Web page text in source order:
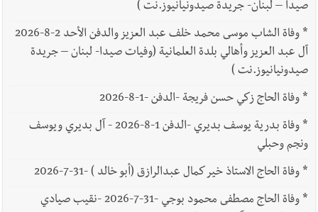
صيدا – لبنان- جريدة صيدونيانيوز.نت )
*
وفاة الشاب موسى محمد خلف عبد العزيز والدفن الأحد 2-8-2026
آل عبد العزيز وأهالي بلدة العلمانية (وفيات صيدا- لبنان – جريدة
صيدونيانيوز.نت )
*وفاة الحاج زكي حسن فريجة -الدفن -1-8-2026
*
وفاة بدرية يوسف بديري -الدفن 1-8-2026 - آل بديري ويوسف
ونجم وحبلي
*وفاة الحاج الاستاذ خير كمال عبدالرازق (أبو خالد ) -31-7-2026
*
وفاة الحاج مصطفى محمود بوجي -31-7-2026 -نقيب صيادي